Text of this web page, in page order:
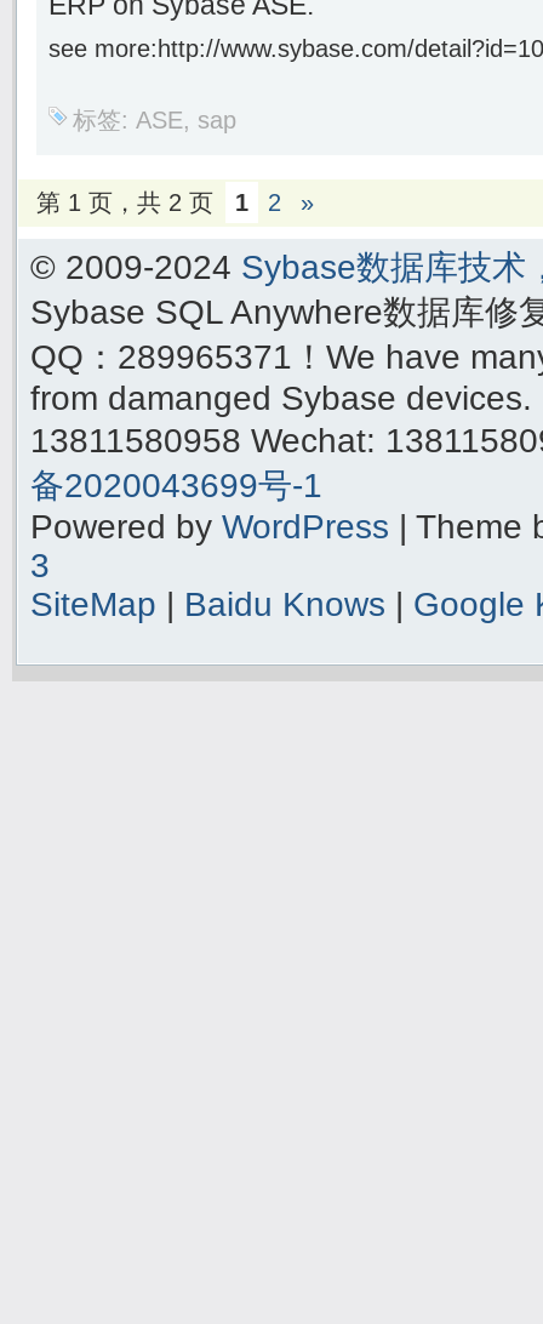
see more:http://www.sybase.com/
标签: ASE, sap
第 1 页，共 2 页 1 2 »
© 2009-2024 Sybase数据库技术
Sybase SQL Anywhere数据库修
QQ：289965371！We have
from damanged Sybase
13811580958 Wechat:
备2020043699号-1
Powered by WordPress | Theme
3
SiteMap | Baidu Knows | Google